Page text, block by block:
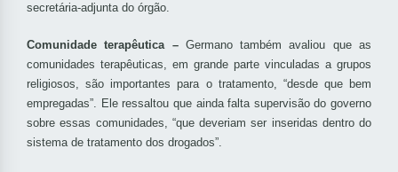
secretária-adjunta do órgão.
Comunidade terapêutica – Germano também avaliou que as
comunidades terapêuticas, em grande parte vinculadas a grupos
religiosos, são importantes para o tratamento, “desde que bem
empregadas”. Ele ressaltou que ainda falta supervisão do governo
sobre essas comunidades, “que deveriam ser inseridas dentro do
sistema de tratamento dos drogados”.